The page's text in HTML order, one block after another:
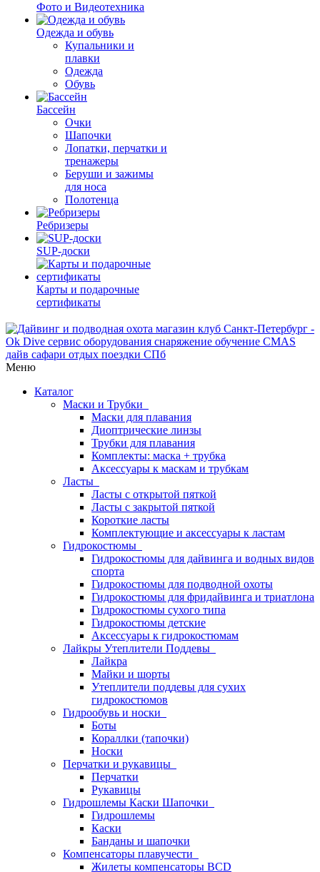
Фото и Видеотехника
Одежда и обувь
Купальники и
плавки
Одежда
Обувь
Бассейн
Очки
Шапочки
Лопатки, перчатки и
тренажеры
Беруши и зажимы
для носа
Полотенца
Ребризеры
SUP-доски
Карты и подарочные
сертификаты
Меню
Каталог
Маски и Трубки
Маски для плавания
Диоптрические линзы
Трубки для плавания
Комплекты: маска + трубка
Аксессуары к маскам и трубкам
Ласты
Ласты с открытой пяткой
Ласты с закрытой пяткой
Короткие ласты
Комплектующие и аксессуары к ластам
Гидрокостюмы
Гидрокостюмы для дайвинга и водных видов
спорта
Гидрокостюмы для подводной охоты
Гидрокостюмы для фридайвинга и триатлона
Гидрокостюмы сухого типа
Гидрокостюмы детские
Аксессуары к гидрокостюмам
Лайкры Утеплители Поддевы
Лайкра
Майки и шорты
Утеплители поддевы для сухих
гидрокостюмов
Гидрообувь и носки
Боты
Кораллки (тапочки)
Носки
Перчатки и рукавицы
Перчатки
Рукавицы
Гидрошлемы Каски Шапочки
Гидрошлемы
Каски
Банданы и шапочки
Компенсаторы плавучести
Жилеты компенсаторы BCD